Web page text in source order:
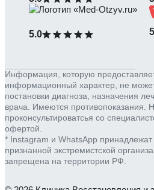
5.0
Информация, которую
информационный характер, не
постановки диагноза, назначения
врача. Имеются противопоказания.
проконсультироватсья со
офертой.
* Instagram и WhatsApp
признанной экстремистской
запрещена на территории РФ.